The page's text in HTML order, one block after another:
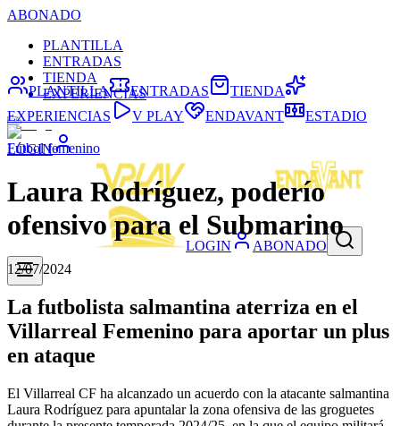
ABONADO
PLANTILLA
ENTRADAS
TIENDA
EXPERIENCIAS
LOGIN
LOGIN ABONADO
PLANTILLA ENTRADAS
TIENDA
EXPERIENCIAS
V PLAY ENDAVANT ESTADIO
Fútbol femenino
Laura Rodríguez, poderío
ofensivo para el Submarino
12/07/2024
La futbolista salmantina aterriza en el
Villarreal Femenino para aportar un plus
en ataque
El Villarreal CF ha alcanzado un acuerdo con la atacante salmantina
Laura Rodríguez para apuntalar la zona ofensiva de las groguetes